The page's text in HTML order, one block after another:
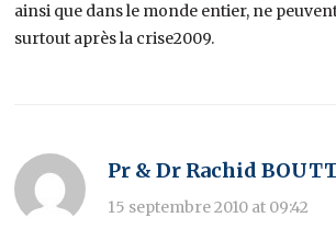
ainsi que dans le monde entier, ne
surtout après la crise2009.
Pr & Dr Rachid
15 septembre 2010 at 09:42